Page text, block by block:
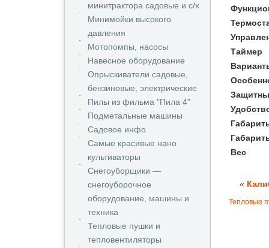
минитрактора садовые и с/х
Минимойки высокого
давления
Мотопомпы, насосы
Навесное оборудование
Опрыскиватели садовые,
бензиновые, электрические
Пилы из фильма "Пила 4"
Подметальные машины
Садовое инфо
Самые красивые нано
культиваторы
Снегоуборщики —
снегоуборочное
оборудование, машины и
техника
Тепловые пушки и
тепловентиляторы
Таймер
Вес
«
Тепловые